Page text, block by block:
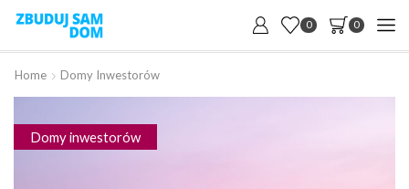
0 0
Home Domy Inwestorów
Domy inwestorów